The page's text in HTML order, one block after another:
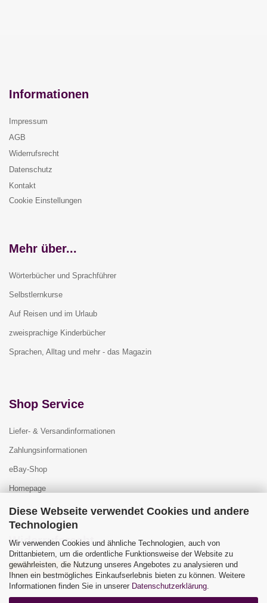
Diese Webseite verwendet Cookies und andere
Technologien
Wir verwenden Cookies und ähnliche Technologien, auch von
Drittanbietern, um die ordentliche Funktionsweise der Website zu
gewährleisten, die Nutzung unseres Angebotes zu analysieren und
Ihnen ein bestmögliches Einkaufserlebnis bieten zu können. Weitere
Informationen finden Sie in unserer Datenschutzerklärung
Informationen
Impressum
AGB
Widerrufsrecht
Datenschutz
Kontakt
Cookie Einstellungen
Mehr über...
Wörterbücher und Sprachführer
Selbstlernkurse
Auf Reisen und im Urlaub
zweisprachige Kinderbücher
Sprachen, Alltag und mehr - das Magazin
Shop Service
Liefer- & Versandinformationen
Zahlungsinformationen
eBay-Shop
Homepage
Widerrufsrecht
Vertrag widerrufen
Widerrufsbelehrung